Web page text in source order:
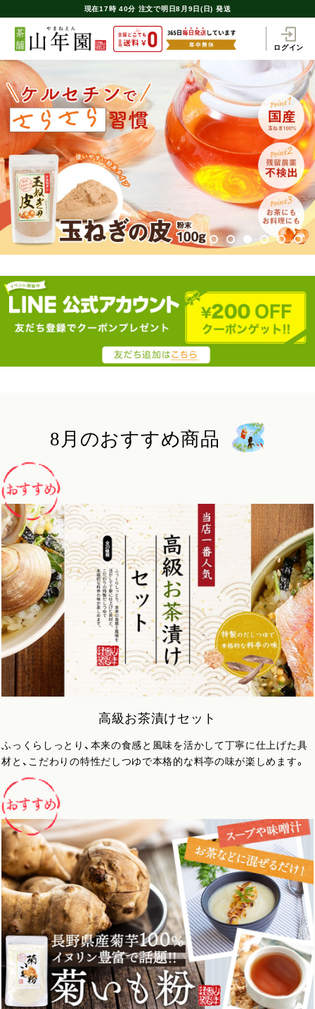
現在17時 40分 注文で明日8月9日(日) 発送
ログイン
8月のおすすめ商品
高級お茶漬けセット
ふっくらしっとり、本来の食感と風味を活かして丁寧に仕上げた具
材と、こだわりの特性だしつゆで本格的な料亭の味が楽しめます。